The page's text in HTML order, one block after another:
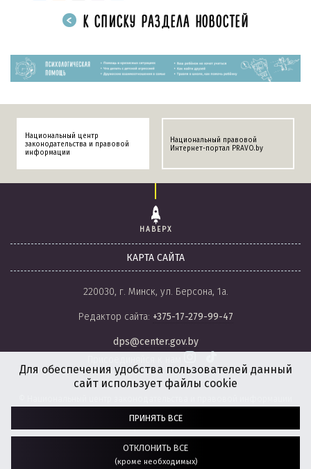
К СПИСКУ РАЗДЕЛА НОВОСТЕЙ
Национальный центр
законодательства и правовой
информации
Национальный правовой
Интернет-портал PRAVO.by
НАВЕРХ
КАРТА САЙТА
220030, г. Минск, ул. Берсона, 1а.
Редактор сайта: +375-17-279-99-47
dps@center.gov.by
Республики Беларусь, 2008-2026.
Для обеспечения удобства пользователей данный
сайт использует файлы cookie
ПРИНЯТЬ ВСЕ
ОТКЛОНИТЬ ВСЕ
(кроме необходимых)